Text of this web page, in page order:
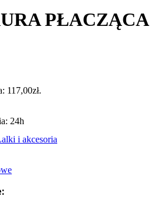
PŁACZĄCA
117,00zł.
24h
i akcesoria